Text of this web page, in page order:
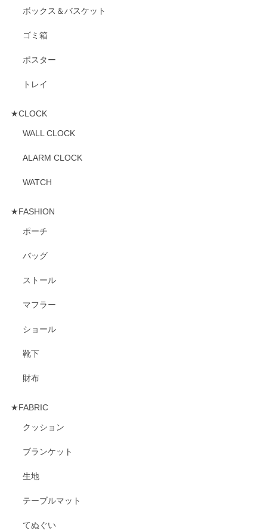
ボックス＆バスケット
ゴミ箱
ポスター
トレイ
★CLOCK
WALL CLOCK
ALARM CLOCK
WATCH
★FASHION
ポーチ
バッグ
ストール
マフラー
ショール
靴下
財布
★FABRIC
クッション
ブランケット
生地
テーブルマット
てぬぐい